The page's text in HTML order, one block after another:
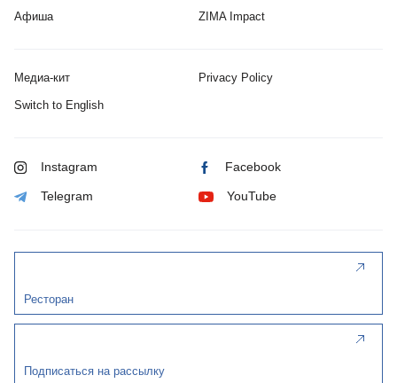
Афиша ZIMA Impact
Медиа-кит Privacy Policy
Switch to English
Instagram Facebook
Telegram YouTube
Ресторан
Подписаться на рассылку